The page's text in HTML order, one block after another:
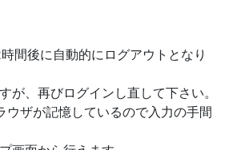
間後に自動的にログアウトとなり
が、再びログインし直して下さい。
ウザが記憶しているので入力の手間